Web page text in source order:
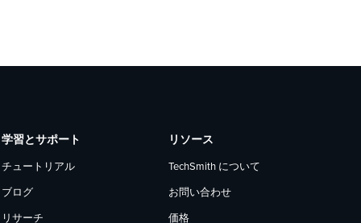
学習とサポート
チュートリアル
ブログ
リサーチ
リソース
TechSmith について
お問い合わせ
価格